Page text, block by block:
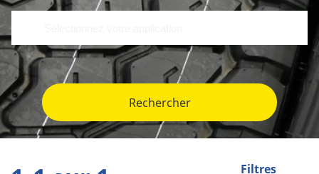
Rechercher
Filtres